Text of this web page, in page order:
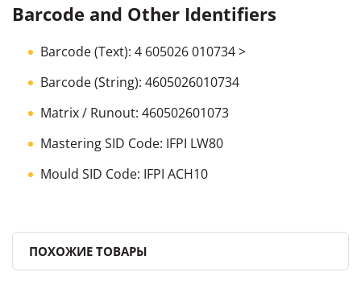
Barcode and Other Identifiers
Barcode(Text): 4 605026 010734 >
Barcode(String): 4605026010734
Matrix / Runout: 460502601073
Mastering SID Code: IFPI LW80
Mould SID Code: IFPI ACH10
ПОХОЖИЕ ТОВАРЫ